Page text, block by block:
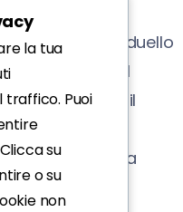
risolvere la
un duello
vincitore sarà il
,Elpiubelgalix
, il
dovrà
e capitolare a
la tua
traffico. Puoi
su
o su
non